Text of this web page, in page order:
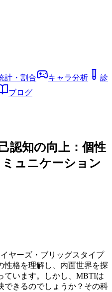
計・割合 キャラ分析
診
ブログ
認知の向上：個性
ュニケーション
ヤーズ・ブリッグスタイプ
性格を理解し、内面世界を探
ています。しかし、MBTIは
できるのでしょうか？その科